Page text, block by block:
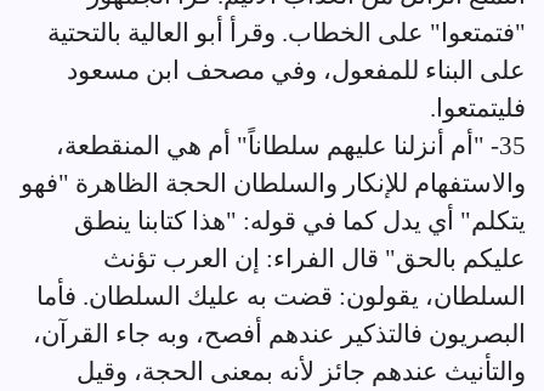
"فتمتعوا" على الخطاب. وقرأ أبو العالية بالتحتية
على البناء للمفعول، وفي مصحف ابن مسعود
فليتمتعوا.
35- "أم أنزلنا عليهم سلطاناً" أم هي المنقطعة،
والاستفهام للإنكار والسلطان الحجة الظاهرة "فهو
يتكلم" أي يدل كما في قوله: "هذا كتابنا ينطق
عليكم بالحق" قال الفراء: إن العرب تؤنث
السلطان، يقولون: قضت به عليك السلطان. فأما
البصريون فالتذكير عندهم أفصح، وبه جاء القرآن،
والتأنيث عندهم جائز لأنه بمعنى الحجة، وقيل